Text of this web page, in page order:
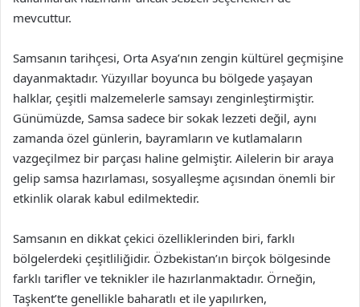
mevcuttur.
Samsanın tarihçesi, Orta Asya’nın zengin kültürel geçmişine
dayanmaktadır. Yüzyıllar boyunca bu bölgede yaşayan
halklar, çeşitli malzemelerle samsayı zenginleştirmiştir.
Günümüzde, Samsa sadece bir sokak lezzeti değil, aynı
zamanda özel günlerin, bayramların ve kutlamaların
vazgeçilmez bir parçası haline gelmiştir. Ailelerin bir araya
gelip samsa hazırlaması, sosyalleşme açısından önemli bir
etkinlik olarak kabul edilmektedir.
Samsanın en dikkat çekici özelliklerinden biri, farklı
bölgelerdeki çeşitliliğidir. Özbekistan’ın birçok bölgesinde
farklı tarifler ve teknikler ile hazırlanmaktadır. Örneğin,
Taşkent’te genellikle baharatlı et ile yapılırken,